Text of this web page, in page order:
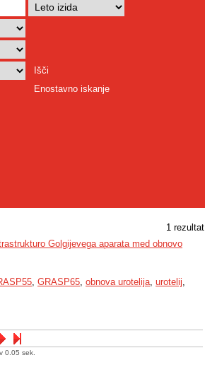
Išči
Enostavno iskanje
1 rezultat
Golgijevega aparata med obnovo
, GRASP65, obnova urotelija, urotelij,
0.05 sek.